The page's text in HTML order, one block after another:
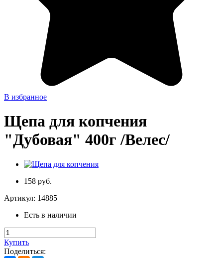
В избранное
Щепа для копчения
"Дубовая" 400г /Велес/
158 руб.
Артикул: 14885
Есть в наличии
Купить
Поделиться: